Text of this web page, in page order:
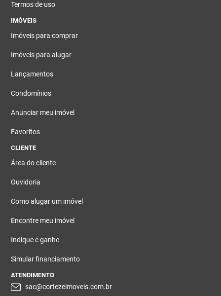
Termos de uso
IMÓVEIS
Imóveis para comprar
Imóveis para alugar
Lançamentos
Condomínios
Anunciar meu imóvel
Favoritos
CLIENTE
Área do cliente
Ouvidoria
Como alugar um imóvel
Encontre meu imóvel
Indique e ganhe
Simular financiamento
ATENDIMENTO
sac@cortezeimoveis.com.br